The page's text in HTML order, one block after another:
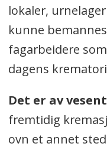
lokaler,
kunne
fagarbeidere
dagens
Det er av
fremtidig
ovn et annet